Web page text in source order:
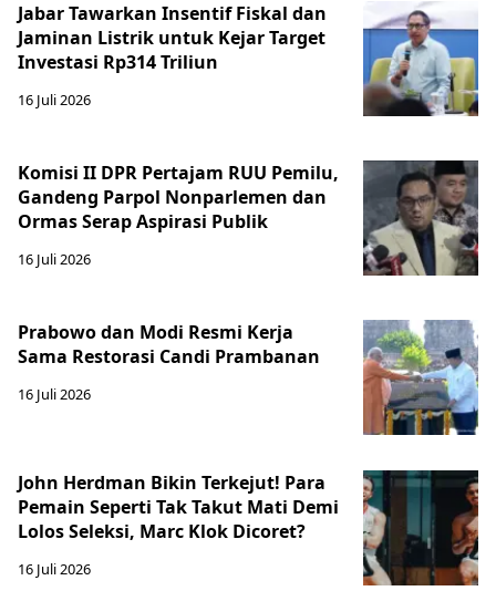
Jabar Tawarkan Insentif Fiskal dan
Jaminan Listrik untuk Kejar Target
Investasi Rp314 Triliun
16 Juli 2026
Komisi II DPR Pertajam RUU Pemilu,
Gandeng Parpol Nonparlemen dan
Ormas Serap Aspirasi Publik
16 Juli 2026
Prabowo dan Modi Resmi Kerja
Sama Restorasi Candi Prambanan
16 Juli 2026
John Herdman Bikin Terkejut! Para
Pemain Seperti Tak Takut Mati Demi
Lolos Seleksi, Marc Klok Dicoret?
16 Juli 2026